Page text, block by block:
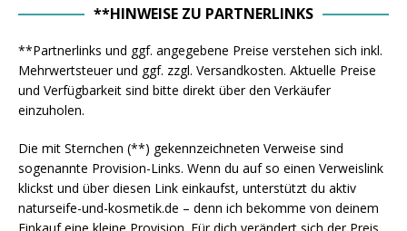
**HINWEISE ZU PARTNERLINKS
**Partnerlinks und ggf. angegebene Preise verstehen sich inkl.
Mehrwertsteuer und ggf. zzgl. Versandkosten. Aktuelle Preise
und Verfügbarkeit sind bitte direkt über den Verkäufer
einzuholen.
Die mit Sternchen (**) gekennzeichneten Verweise sind
sogenannte Provision-Links. Wenn du auf so einen Verweislink
klickst und über diesen Link einkaufst, unterstützt du aktiv
naturseife-und-kosmetik.de – denn ich bekomme von deinem